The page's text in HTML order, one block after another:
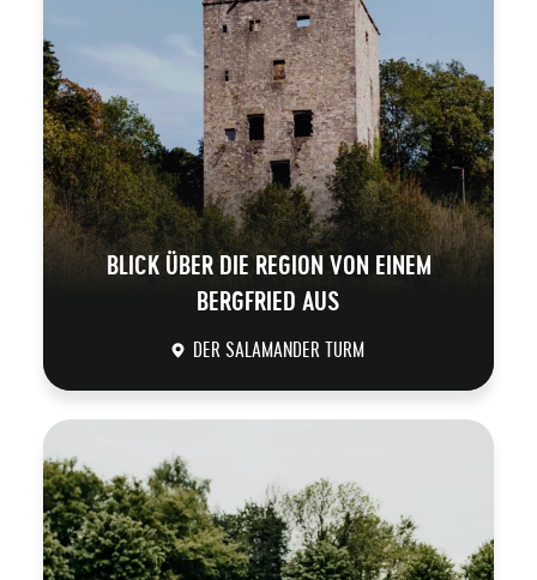
BLICK ÜBER DIE REGION VON EINEM
BERGFRIED AUS
DER SALAMANDER TURM